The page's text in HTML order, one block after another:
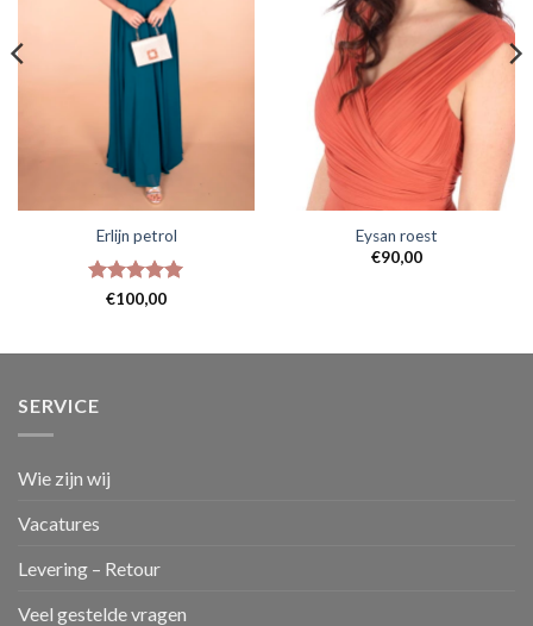
Erlijn petrol
Gewaardeerd
€100,00
Eysan roest
€90,00
SERVICE
Wie zijn wij
Vacatures
Levering – Retour
Veel gestelde vragen